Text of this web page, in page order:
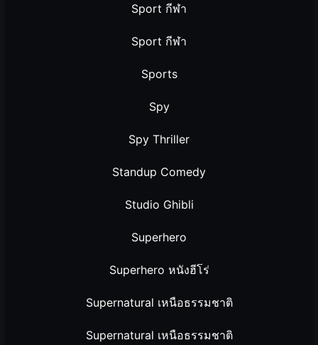
Sport กีฬา
Sport กีฬา
Sports
Spy
Spy Thriller
Standup Comedy
Studio Ghibli
Superhero
Superhero หนังฮีโร่
Supernatural เหนือธรรมชาติ
Supernatural เหนือธรรมชาติ